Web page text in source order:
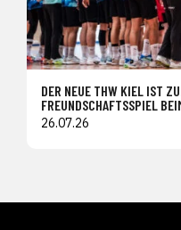
DER NEUE THW KIEL IST
FREUNDSCHAFTSSPIEL
26.07.26